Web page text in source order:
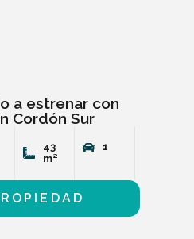
a estrenar con
Cordón Sur
43
m²
1